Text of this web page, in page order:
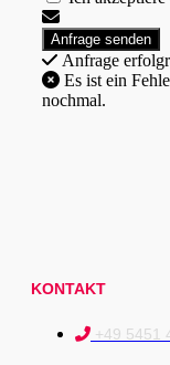
Anfrage
nochmal.
KONTAKT
+49 5451